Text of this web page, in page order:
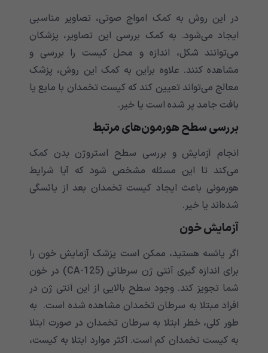
در این روش به کمک امواج صوتی، تصاویر مناسبی
ایجاد می‌شود. به کمک بررسی این تصاویر، پزشکان
می‌توانند شکل، اندازه و محل کیست را بررسی و
مشاهده کنند. علاوه براین به کمک این روش، پزشک
معالج می‌تواند تعیین کند که کیست تخمدان با مایع یا
بافت جامد پر شده است یا خیر.
بررسی سطح هورمون‌های مرتبط
انجام آزمایش و بررسی سطح استروژن بدن کمک
می‌کند تا این مسئله مشخص شود که آیا شرایط
هورمونی باعث ایجاد کیست تخمدان بعد از یائسگی
شده‌اند یا خیر.
آزمایش خون
اگر یائسه هستید، ممکن است پزشک آزمایش خون را
برای اندازه گیری آنتی ژن سرطانی (CA-125) در خون
شما تجویز کند. وجود سطح بالایی از این آنتی ژن در
افراد مبتلا به سرطان تخمدان مشاهده شده است. به
طور کلی، خطر ابتلا به سرطان تخمدان در صورت ابتلا
به کیست تخمدان کم است. اکثر موارد ابتلا به کیست‌،